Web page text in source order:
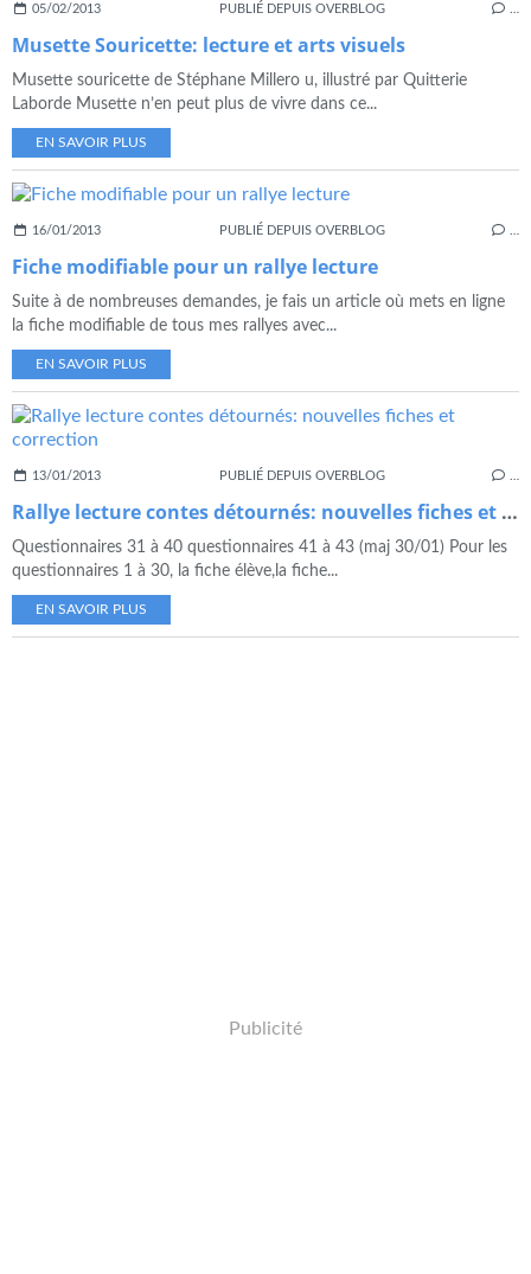
05/02/2013 PUBLIÉ DEPUIS OVERBLOG
Musette Souricette: lecture et arts visuels
Musette souricette de Stéphane Millero u, illustré par Quitterie
Laborde Musette n’en peut plus de vivre dans ce...
EN SAVOIR PLUS
16/01/2013 PUBLIÉ DEPUIS OVERBLOG
Fiche modifiable pour un rallye lecture
Suite à de nombreuses demandes, je fais un article où mets en ligne
la fiche modifiable de tous mes rallyes avec...
EN SAVOIR PLUS
13/01/2013 PUBLIÉ DEPUIS OVERBLOG
Rallye lecture contes détournés: nouvelles fiches et correction
Questionnaires 31 à 40 questionnaires 41 à 43 (maj 30/01) Pour les
questionnaires 1 à 30, la fiche élève,la fiche...
EN SAVOIR PLUS
Publicité